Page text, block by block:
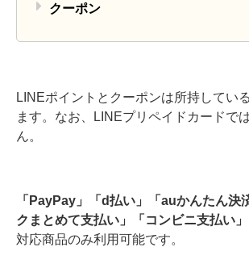
クーポン
LINEポイントとクーポンは所持してい
ます。なお、LINEプリペイドカードで
ん。
「PayPay」「d払い」「auかんたん決
クまとめて支払い」「コンビニ支払い
対応商品のみ利用可能です。